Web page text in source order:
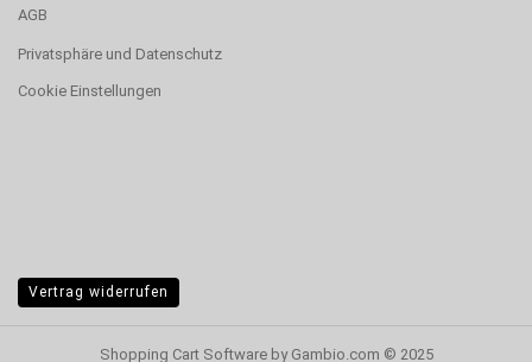
AGB
Privatsphäre und Datenschutz
Cookie Einstellungen
Vertrag widerrufen
Shopping Cart Softwareby Gambio.com © 2025